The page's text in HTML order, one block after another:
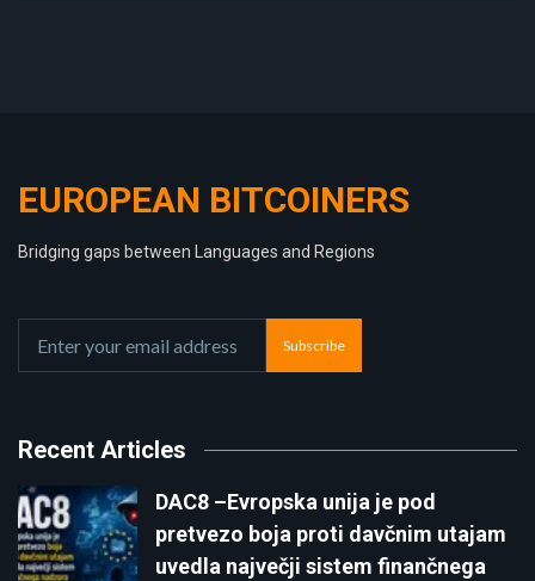
EUROPEAN BITCOINERS
Bridging gaps between Languages and Regions
Subscribe
Recent Articles
DAC8 –Evropska unija je pod
pretvezo boja proti davčnim utajam
uvedla največji sistem finančnega